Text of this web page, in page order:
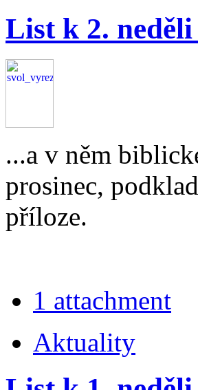
List k 2.
...a v něm
prosinec,
příloze.
1 attachment
Aktuality